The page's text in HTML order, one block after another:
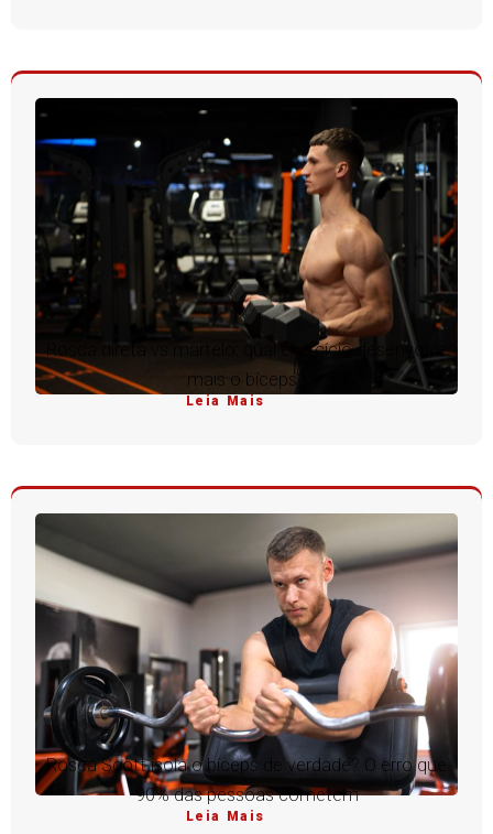
Rosca direta vs martelo: qual exercício desenvolve
mais o bíceps?
Leia Mais
Rosca Scott isola o bíceps de verdade? O erro que
90% das pessoas cometem
Leia Mais